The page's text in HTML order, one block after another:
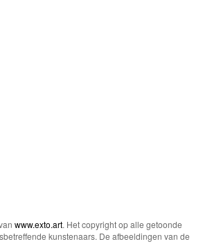
www.exto.art. Het copyright op alle getoonde
kunstenaars. De afbeeldingen van de